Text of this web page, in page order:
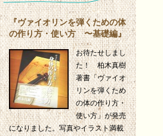
『ヴァイオリンを弾くための体
の作り方・使い方 〜基礎編』
お待たせしまし
た！ 柏木真樹
著書「ヴァイオ
リンを弾くため
の体の作り方・
使い方」が発売
になりました。写真やイラスト満載